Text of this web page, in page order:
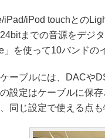
iPod touchとの
までの音源をデジ
」を使って10バンド
ーブルには、DACや
設定はケーブルに保
同じ設定で使える点も